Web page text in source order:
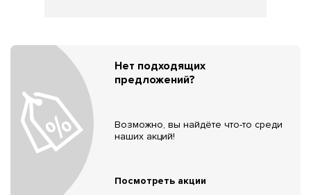
Нет подходящих
предложений?
Возможно, вы найдёте что-то среди
наших акций!
Посмотреть акции